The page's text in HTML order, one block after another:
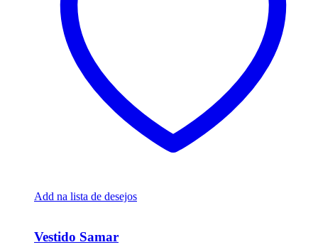
Add na lista de desejos
Vestido Samar